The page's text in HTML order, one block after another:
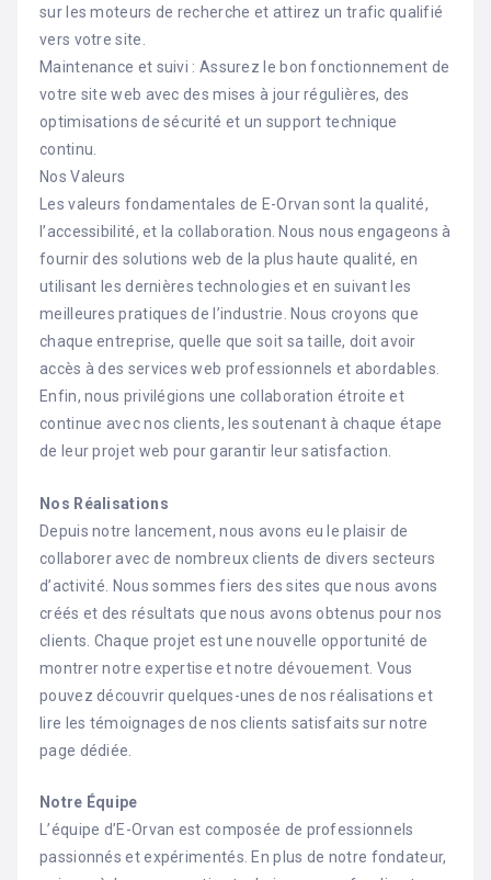
sur les moteurs de recherche et attirez un trafic qualifié
vers votre site.
Maintenance et suivi : Assurez le bon fonctionnement de
votre site web avec des mises à jour régulières, des
optimisations de sécurité et un support technique
continu.
Nos Valeurs
Les valeurs fondamentales de E-Orvan sont la qualité,
l’accessibilité, et la collaboration. Nous nous engageons à
fournir des solutions web de la plus haute qualité, en
utilisant les dernières technologies et en suivant les
meilleures pratiques de l’industrie. Nous croyons que
chaque entreprise, quelle que soit sa taille, doit avoir
accès à des services web professionnels et abordables.
Enfin, nous privilégions une collaboration étroite et
continue avec nos clients, les soutenant à chaque étape
de leur projet web pour garantir leur satisfaction.
Nos Réalisations
Depuis notre lancement, nous avons eu le plaisir de
collaborer avec de nombreux clients de divers secteurs
d’activité. Nous sommes fiers des sites que nous avons
créés et des résultats que nous avons obtenus pour nos
clients. Chaque projet est une nouvelle opportunité de
montrer notre expertise et notre dévouement. Vous
pouvez découvrir quelques-unes de nos réalisations et
lire les témoignages de nos clients satisfaits sur notre
page dédiée.
Notre Équipe
L’équipe d’E-Orvan est composée de professionnels
passionnés et expérimentés. En plus de notre fondateur,